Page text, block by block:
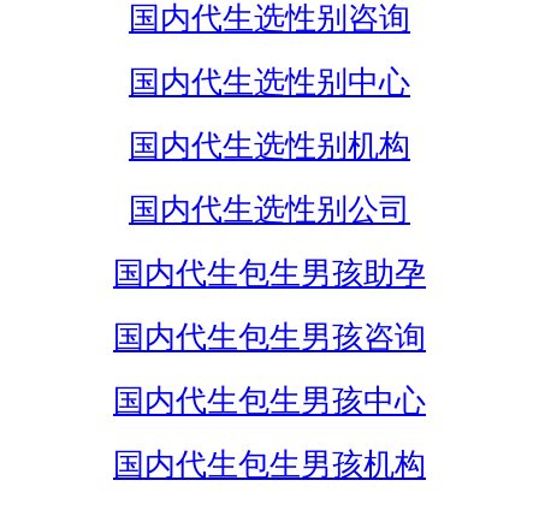
国内代生选性别咨询
国内代生选性别中心
国内代生选性别机构
国内代生选性别公司
国内代生包生男孩助孕
国内代生包生男孩咨询
国内代生包生男孩中心
国内代生包生男孩机构